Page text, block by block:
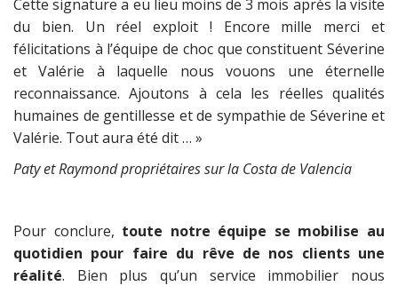
Cette signature a eu lieu moins de 3 mois après la visite
du bien. Un réel exploit ! Encore mille merci et
félicitations à l’équipe de choc que constituent Séverine
et Valérie à laquelle nous vouons une éternelle
reconnaissance. Ajoutons à cela les réelles qualités
humaines de gentillesse et de sympathie de Séverine et
Valérie. Tout aura été dit … »
Paty et Raymond propriétaires sur la Costa de Valencia
Pour conclure, toute notre équipe se mobilise au
quotidien pour faire du rêve de nos clients une
réalité. Bien plus qu’un service immobilier nous